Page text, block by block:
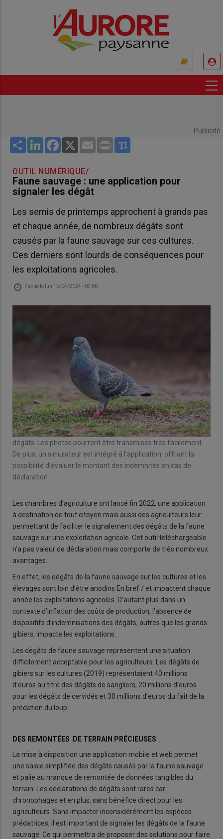
Publicité
Share LinkedInFacebook
X Email Print
OUTIL NUMÉRIQUE/
Faune sauvage : une application pour
signaler les dégât
Les semis de printemps approchent à grands pas
et chaque année, de nombreux dégâts sont
causés par la faune sauvage sur ces cultures.
Ces derniers sont lourds de conséquences pour
les exploitations agricoles.
Publié le lun 15/04/2024 - 07:00
dégâts. Les photos pourront être transmises très facilement.
De plus, un simulateur est intégré à l’application, offrant la
possibilité d’évaluer le montant des indemnités en cas de
déclaration.
Les chambres d’agriculture ont lancé fin 2022, une application
à destination de tout citoyen mais aussi des agriculteurs leur
permettant de faciliter le signalement des dégâts de la faune
sauvage sur une exploitation agricole. Cet outil téléchargeable
n’a pas valeur de déclaration mais comporte de très nombreux
avantages.
En effet, les dégâts de la faune sauvage sur les cultures et les
élevages sont loin d’être anodins En bref / et impactent chaque
année les exploitations agricoles. D’autant plus dans un
contexte d’inflation des coûts de production, l’absence de
dispositifs d’indemnisations des dégâts, autres que les grands
gibiers, impacte les exploitations.
Les dégâts de faune sauvage représentent une situation
difficilement acceptable pour les agriculteurs. Les dégâts de
gibiers sur les cultures (2019) représentaient 40 millions
d’euros au titre des dégâts de sangliers, 20 millions d’euros
pour les dégâts de cervidés et 30 millions d’euros du fait de la
prédation du loup…
DES REMONTÉES DE TERRAIN PRÉCIEUSES
La mise à disposition une application mobile et web permet
une saisie simplifiée des dégâts causés par la faune sauvage
et palie au manque de remontée de données tangibles du
terrain. Les déclarations de dégâts sont rares car
chronophages et en plus, sans bénéfice direct pour les
agriculteurs. Sans impacter inconsidérément les espèces
prédatrices, il est important de signaler les dégâts de la faune
sauvage. Ce qui permettra de proposer des solutions pour faire